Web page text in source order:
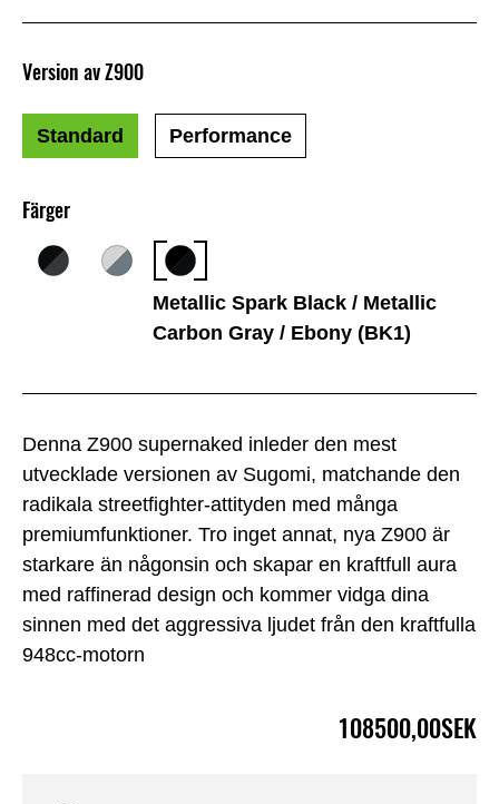
Denna Z900 supernaked inleder den mest
utvecklade versionen av Sugomi, matchande den
radikala streetfighter-attityden med många
premiumfunktioner. Tro inget annat, nya Z900 är
starkare än någonsin och skapar en kraftfull aura
med raffinerad design och kommer vidga dina
sinnen med det aggressiva ljudet från den kraftfulla
948cc-motorn
108500,00SEK
Färger
Metallic Spark Black / Metallic
Carbon Gray / Ebony (BK1)
Version av Z900
Standard Performance